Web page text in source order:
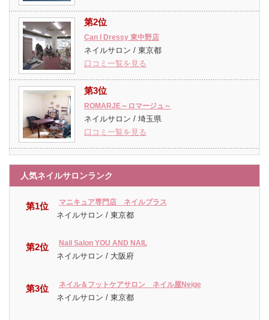
第2位
Can I Dressy 東中野店
ネイルサロン / 東京都
口コミ一覧を見る
第3位
ROMARJE～ロマージュ～
ネイルサロン / 埼玉県
口コミ一覧を見る
人気ネイルサロンランク
第1位 マニキュア専門店 ネイルプラス
ネイルサロン / 東京都
第2位 Nail Salon YOU AND NAIL
ネイルサロン / 大阪府
第3位 ネイル＆フットケアサロン ネイル屋Neige
ネイルサロン / 東京都